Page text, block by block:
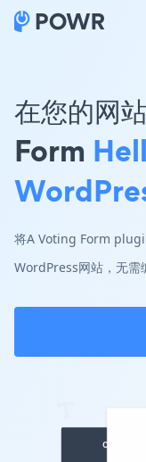
在您的网
Form
将A Voting Form
WordPress网站，无需